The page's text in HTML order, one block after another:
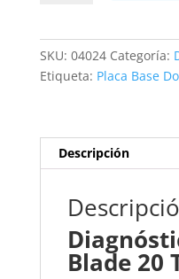
cantidad
SKU: 04024 Categoría:
Etiqueta: Placa Base
Descripción
Blade 20